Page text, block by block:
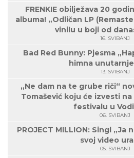
FRENKIE obilježava 20
albuma! „Odličan LP
vinilu u boji od
16. SVIBANJ
Bad Red Bunny: Pjesma
himna
13. SVIBANJ
„Ne dam na te grube riči“
Tomašević koju će izvesti
festivalu u
06. SVIBANJ
PROJECT MILLION: Singl „Ja
svoj video
05. SVIBANJ